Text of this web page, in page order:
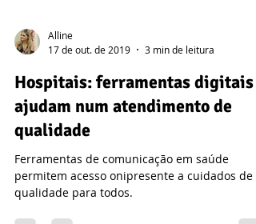
Alline
17 de out. de 2019
3 min de leitura
Hospitais: ferramentas digitais
ajudam num atendimento de
qualidade
Ferramentas de comunicação em saúde
permitem acesso onipresente a cuidados de